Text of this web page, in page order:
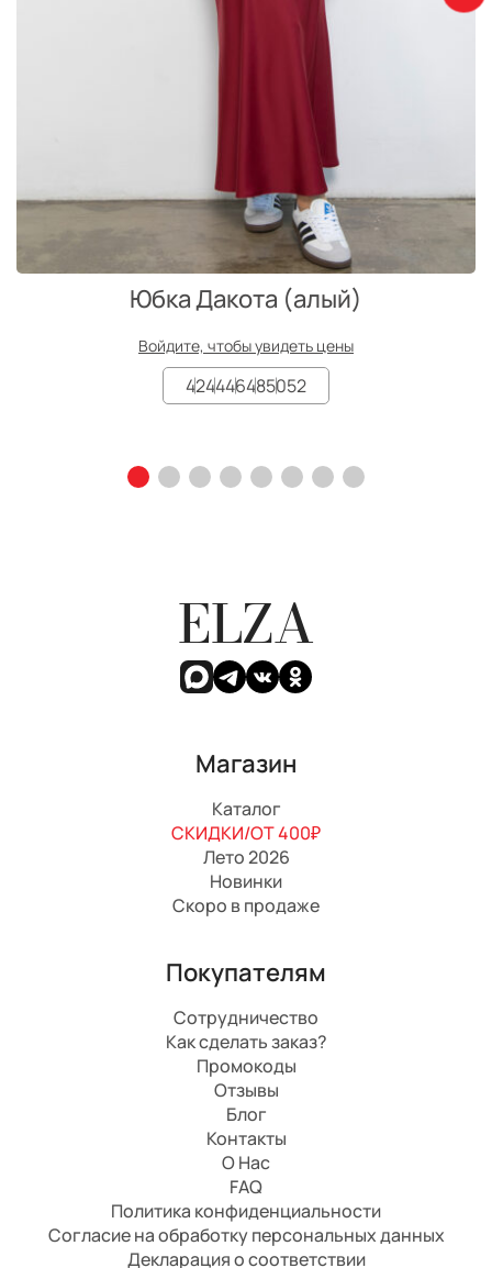
Юбка Дакота (алый)
Войдите, чтобы увидеть цены
424446485052
ELZA
Магазин
Каталог
СКИДКИ/ОТ 400₽
Лето 2026
Новинки
Скоро в продаже
Покупателям
Сотрудничество
Как сделать заказ?
Промокоды
Отзывы
Блог
Контакты
О Нас
FAQ
Политика конфиденциальности
Согласие на обработку персональных данных
Декларация о соответствии